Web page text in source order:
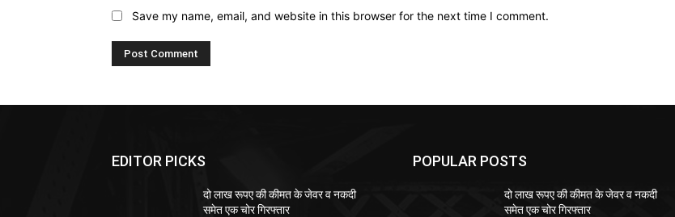
Save my name, email, and website in this browser for the next time I comment.
EDITOR PICKS
दो लाख रूपए की कीमत के जेवर व नकदी
समेत एक चोर गिरफ्तार
POPULAR POSTS
दो लाख रूपए की कीमत के जेवर व नकदी
समेत एक चोर गिरफ्तार